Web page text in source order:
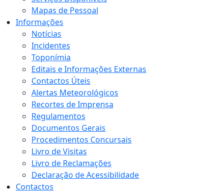
Mapas de Pessoal
Informações
Notícias
Incidentes
Toponímia
Editais e Informações Externas
Contactos Úteis
Alertas Meteorológicos
Recortes de Imprensa
Regulamentos
Documentos Gerais
Procedimentos Concursais
Livro de Visitas
Livro de Reclamações
Declaração de Acessibilidade
Contactos